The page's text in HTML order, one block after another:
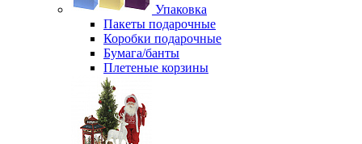
Упаковка
Пакеты подарочные
Коробки подарочные
Бумага/банты
Плетеные корзины